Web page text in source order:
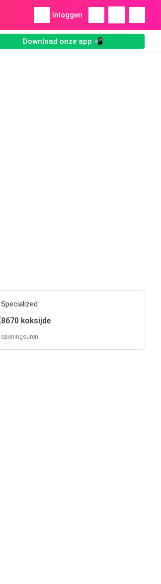
Inloggen
Download onze app 📲
Specialized
8670 koksijde
openingsuren